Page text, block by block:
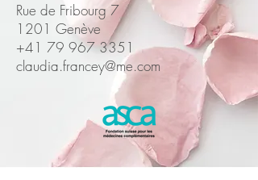
Rue de Fribourg 7
1201 Genève
+41 79 967 3351
claudia.francey@me.com